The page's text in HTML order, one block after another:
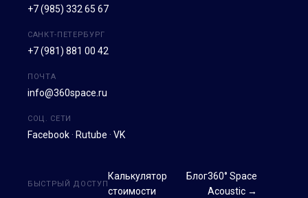
+7 (985) 332 65 67
САНКТ-ПЕТЕРБУРГ
+7 (981) 881 00 42
ПОЧТА
info@360space.ru
СОЦ. СЕТИ
Facebook · Rutube · VK
БЫСТРЫЙ ДОСТУП
Калькулятор
стоимости
Блог360° Space
Acoustic →